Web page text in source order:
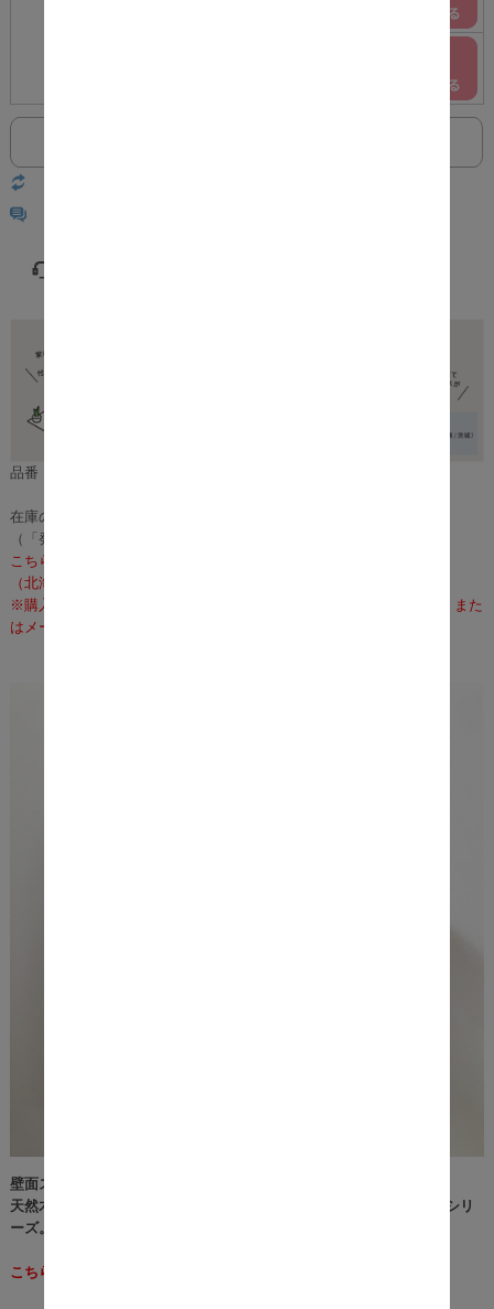
品番：m12739
在庫のある場合は、3～5営業日で発送いたします。
（「発送」であり「お届け」ではございませんのでご注意ください）
こちらの商品の配送料は無料となります。
（北海道・沖縄・離島への配送は、送料別途お見積りとなります）
※購入前に事前確認も可能となりますので、お電話（075-366-3835）また
はメールにて、お気軽にお問合せくださいませ。
壁面スペースをオシャレなディスプレイに。
天然木とアイアンフレームのウォールシェルフ『Schirm (シルム)』シリ
ーズ。
こちらの商品は『幅45cm』タイプになります。